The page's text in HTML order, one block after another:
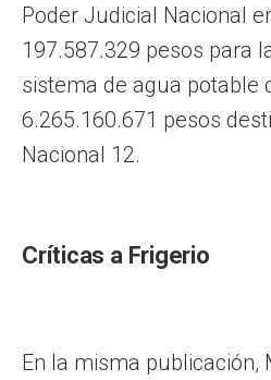
Poder Judicial Nacional
197.587.329 pesos para
sistema de agua potable
6.265.160.671 pesos
Nacional 12.
Críticas a Frigerio
En la misma publicación,